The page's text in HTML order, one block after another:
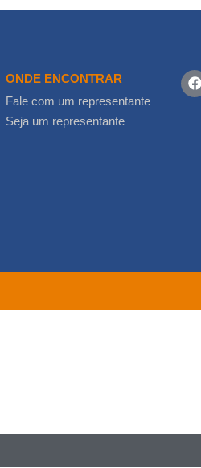
ONDE ENCONTRAR
Fale com um representante
Seja um representante